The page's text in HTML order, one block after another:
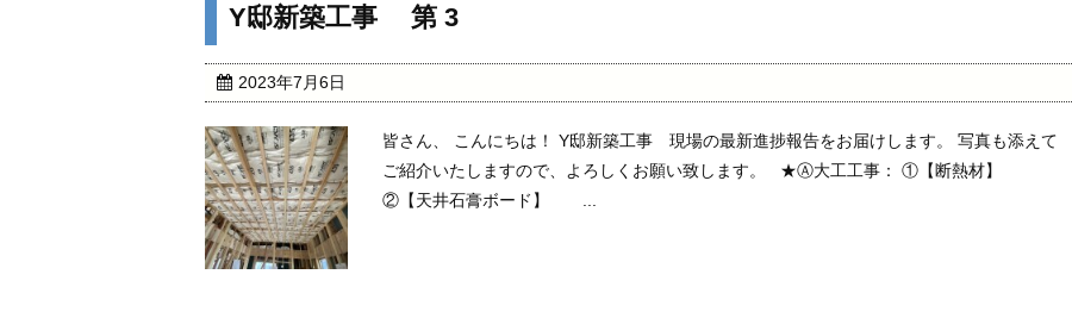
Y邸新築工事 第 3
2023年7月6日
皆さん、 こんにちは！ Y邸新築工事 現場の最新進捗報告をお届けします。 写真も添えて
ご紹介いたしますので、よろしくお願い致します。 ★Ⓐ大工工事： ①【断熱材】
②【天井石膏ボード】 ...